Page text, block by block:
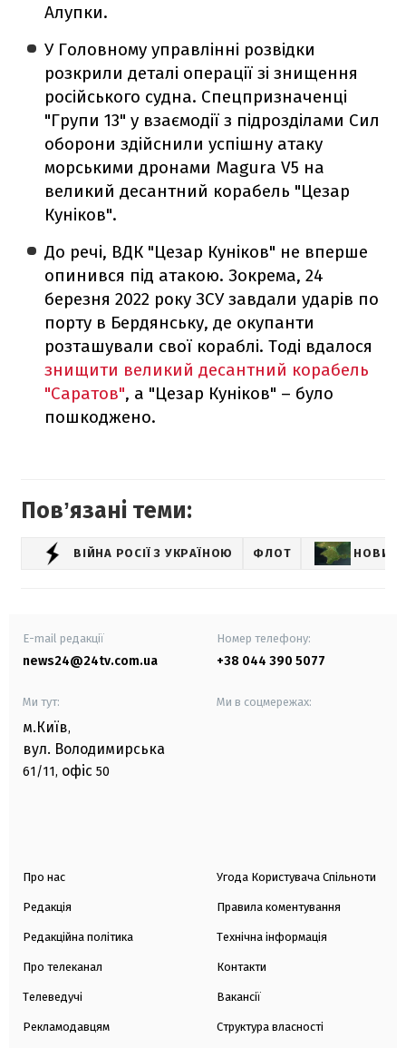
Алупки.
У Головному управлінні розвідки
розкрили деталі операції зі знищення
російського судна. Спецпризначенці
"Групи 13" у взаємодії з підрозділами Сил
оборони здійснили успішну атаку
морськими дронами Magura V5 на
великий десантний корабель "Цезар
Куніков".
До речі, ВДК "Цезар Куніков" не вперше
опинився під атакою. Зокрема, 24
березня 2022 року ЗСУ завдали ударів по
порту в Бердянську, де окупанти
розташували свої кораблі. Тоді вдалося
знищити великий десантний корабель
"Саратов", а "Цезар Куніков" – було
пошкоджено.
Повʼязані теми:
ВІЙНА РОСІЇ З УКРАЇНОЮ ФЛОТ
E-mail редакції
news24@24tv.com.ua
Номер телефону:
+38 044 390 5077
Ми тут:
м.Київ,
вул. Володимирська
61/11, офіс 50
Ми в соцмережах:
Про нас
Редакція
Редакційна політика
Про телеканал
Телеведучі
Рекламодавцям
Угода Користувача Спільноти
Правила коментування
Технічна інформація
Контакти
Вакансії
Структура власності